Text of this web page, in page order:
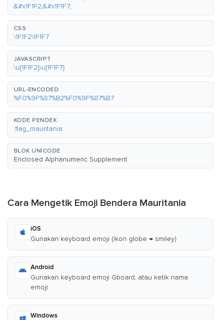
&#x1F1F2;&#x1F1F7;
CSS
\1F1F2\1F1F7
JAVASCRIPT
\u{1F1F2}\u{1F1F7}
URL-ENCODED
%F0%9F%87%B2%F0%9F%87%B7
KODE PENDEK
:flag_mauritania:
BLOK UNICODE
Enclosed Alphanumeric Supplement
Cara Mengetik Emoji Bendera Mauritania
iOS
Gunakan keyboard emoji (ikon globe → smiley)
Android
Gunakan keyboard emoji Gboard, atau ketik nama
emoji
Windows